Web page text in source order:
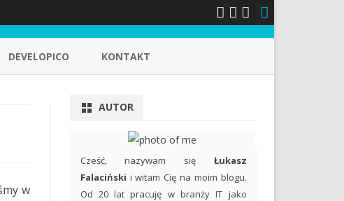
DEVELOPICO KONTAKT
w
AUTOR
Cześć, nazywam się Łukasz
Falaciński i witam Cię na moim blogu.
Od 20 lat pracuję w branży IT jako